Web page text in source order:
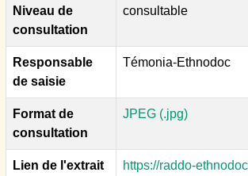
Niveau de
consultation
consultable
Responsable
de saisie
Témonia-Ethnodoc
Format de
consultation
JPEG (.jpg)
Lien de l'extrait
https://raddo-